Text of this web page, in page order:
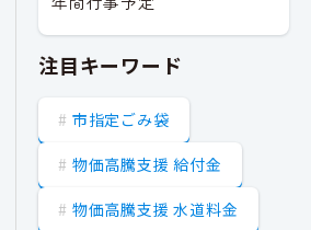
注目キーワード
市指定ごみ袋
物価高騰支援 給付金
物価高騰支援 水道料金